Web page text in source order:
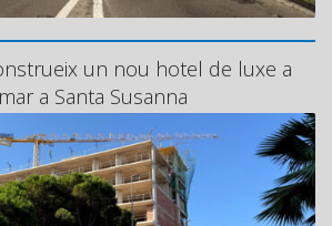
un nou hotel de luxe a
a Santa Susanna